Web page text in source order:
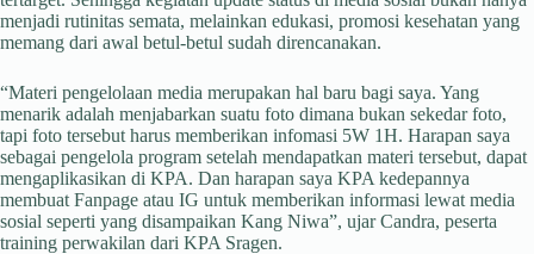
menjadi rutinitas semata, melainkan edukasi, promosi kesehatan yang
memang dari awal betul-betul sudah direncanakan.
“Materi pengelolaan media merupakan hal baru bagi saya. Yang
menarik adalah menjabarkan suatu foto dimana bukan sekedar foto,
tapi foto tersebut harus memberikan infomasi 5W 1H. Harapan saya
sebagai pengelola program setelah mendapatkan materi tersebut, dapat
mengaplikasikan di KPA. Dan harapan saya KPA kedepannya
membuat Fanpage atau IG untuk memberikan informasi lewat media
sosial seperti yang disampaikan Kang Niwa”, ujar Candra, peserta
training perwakilan dari KPA Sragen.